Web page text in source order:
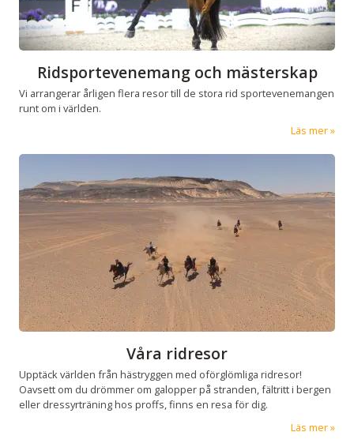
Ridsportevenemang och mästerskap
Vi arrangerar årligen flera resor till de stora rid sportevenemangen
runt om i världen.
Läs mer
Våra ridresor
Upptäck världen från hästryggen med oförglömliga ridresor!
Oavsett om du drömmer om galopper på stranden, fältritt i bergen
eller dressyrträning hos proffs, finns en resa för dig.
Läs mer